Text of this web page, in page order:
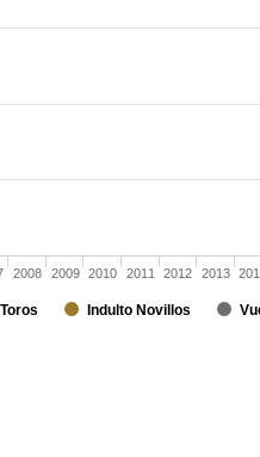
Indulto Novillos
2008 2009 2010 2011 2012 2013